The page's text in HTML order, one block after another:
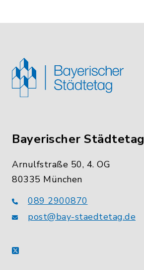
Bayerischer Städtetag
Arnulfstraße 50, 4. OG
80335 München
089 2900870
post@bay-staedtetag.de
X